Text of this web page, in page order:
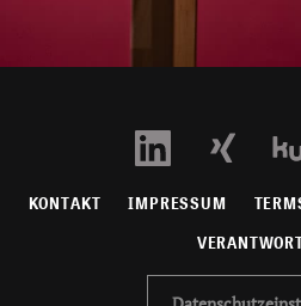
KONTAKT IMPRESSUM